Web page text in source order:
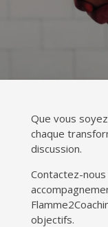
Que vous
chaque
discussion.
Contactez-
objectifs.